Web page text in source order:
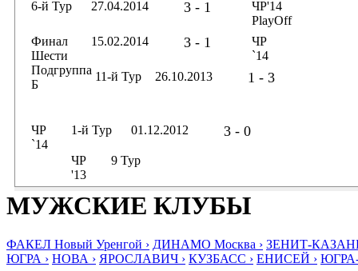
6-й Тур
27.04.2014 3 - 1
ЧР'14
PlayOff
Финал
Шести
Подгруппа
Б
15.02.2014 3 - 1
ЧР
`14
11-й Тур
26.10.2013 1 - 3
ЧР
`14
1-й Тур 01.12.2012 3 - 0
ЧР
'13
9 Тур
МУЖСКИЕ КЛУБЫ
ФАКЕЛ Новый Уренгой › ДИНАМО Москва › ЗЕНИТ-
ЮГРА › НОВА › ЯРОСЛАВИЧ › КУЗБАСС › ЕНИСЕЙ ›